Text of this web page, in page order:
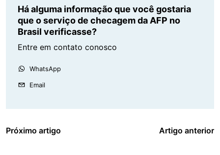
Há alguma informação que você gostaria
que o serviço de checagem da AFP no
Brasil verificasse?
Entre em contato conosco
WhatsApp
Email
Próximo artigo Artigo anterior